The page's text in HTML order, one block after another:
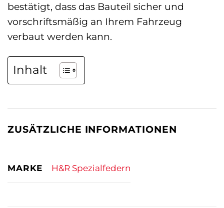
bestätigt, dass das Bauteil sicher und
vorschriftsmäßig an Ihrem Fahrzeug
verbaut werden kann.
Inhalt
ZUSÄTZLICHE INFORMATIONEN
MARKE H&R Spezialfedern